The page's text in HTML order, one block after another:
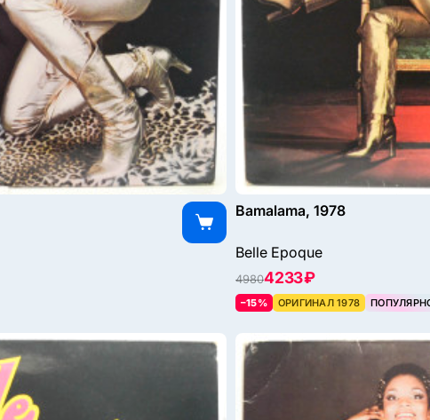
Bamalama, 1978
Belle Epoque
49804233 ₽
–15% ОРИГИНАЛ 1978